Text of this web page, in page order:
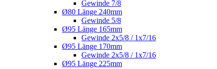
Gewinde 7/8
Ø80 Länge 240mm
Gewinde 5/8
Ø95 Länge 165mm
Gewinde 2x5/8 / 1x7/16
Ø95 Länge 170mm
Gewinde 2x5/8 / 1x7/16
Ø95 Länge 225mm